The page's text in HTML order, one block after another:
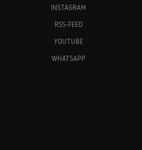
INSTAGRAM
RSS-FEED
YOUTUBE
WHATSAPP